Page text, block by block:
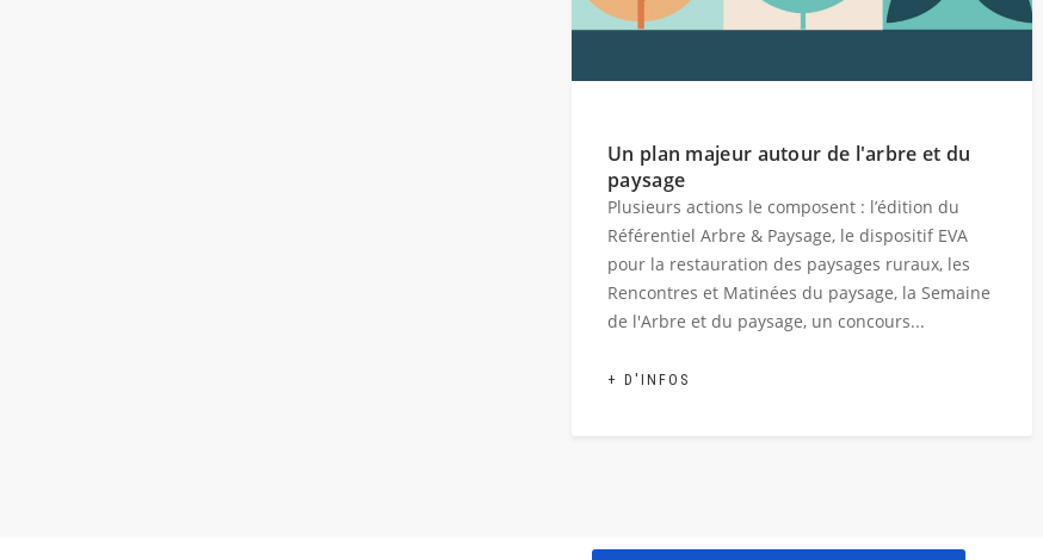
Un plan majeur autour de l'arbre et du
paysage
Plusieurs actions le composent : l’édition du
Référentiel Arbre & Paysage, le dispositif EVA
pour la restauration des paysages ruraux, les
Rencontres et Matinées du paysage, la Semaine
de l'Arbre et du paysage, un concours...
+ D'INFOS